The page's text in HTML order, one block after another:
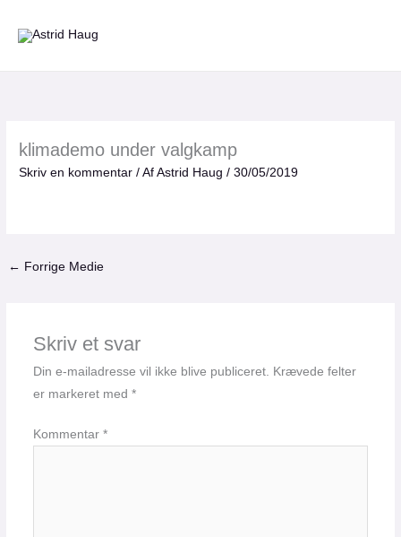
klimademo under valgkamp
Skriv en kommentar / AfAstrid Haug/30/05/2019
← Forrige Medie
Skriv et svar
Din e-mailadresse vil ikke blive publiceret. Krævede felter
er markeret med *
Kommentar *